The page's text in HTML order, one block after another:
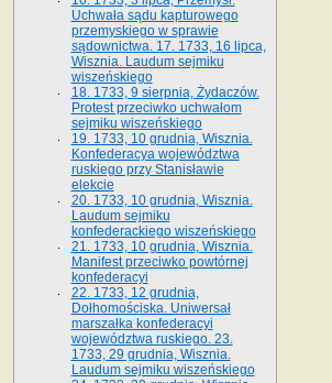
Uchwała sądu kapturowego
przemyskiego w sprawie
sądownictwa. 17. 1733, 16 lipca,
Wisznia. Laudum sejmiku
wiszeńskiego
18. 1733, 9 sierpnia, Żydaczów.
Protest przeciwko uchwałom
sejmiku wiszeńskiego
19. 1733, 10 grudnia, Wisznia.
Konfederacya województwa
ruskiego przy Stanisławie
elekcie
20. 1733, 10 grudnia, Wisznia.
Laudum sejmiku
konfederackiego wiszeńskiego
21. 1733, 10 grudnia, Wisznia.
Manifest przeciwko powtórnej
konfederacyi
22. 1733, 12 grudnia,
Dołhomościska. Uniwersał
marszałka konfederacyi
województwa ruskiego. 23.
1733, 29 grudnia, Wisznia.
Laudum sejmiku wiszeńskiego